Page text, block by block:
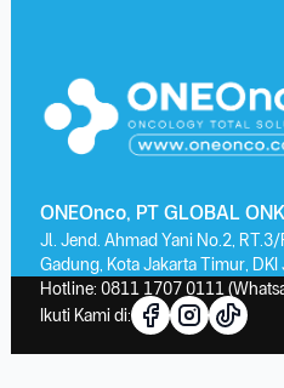
ONEOnco, PT GLOBAL
Jl. Jend. Ahmad Yani No.2,
Gadung, Kota Jakarta Timur,
Hotline: 0811 1707 0111
Ikuti Kami di: